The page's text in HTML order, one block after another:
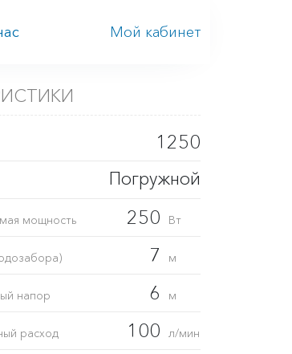
Мой кабинет
1250
Погружной
мощность 250 Вт
7 м
напор 6 м
расход 100 л/мин